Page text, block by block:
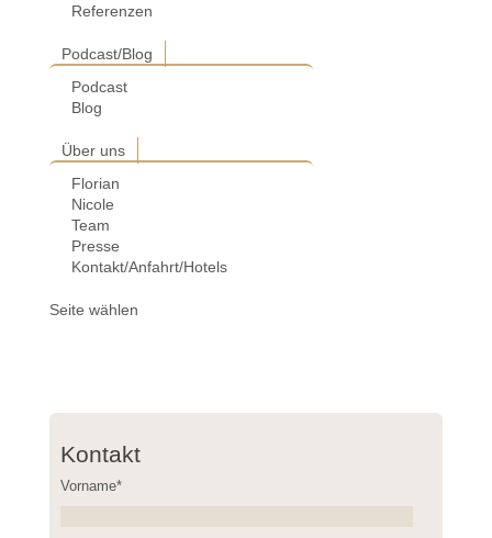
Referenzen
Podcast/Blog
Podcast
Blog
Über uns
Florian
Nicole
Team
Presse
Kontakt/Anfahrt/Hotels
Seite wählen
Kontakt
Vorname*